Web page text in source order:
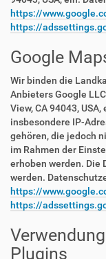
https://
https://
Google
Wir binden die
Anbieters Google
View, CA 94043,
insbesondere IP-
gehören, die jedoch
im Rahmen der
erhoben werden. Die
werden.
https://
https://
Plugins